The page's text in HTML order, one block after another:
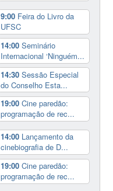
9:00 Feira do Livro da
UFSC
14:00Seminário
Internacional ‘Ninguém...
14:30Sessão Especial
do Conselho Esta...
19:00Cine paredão:
programação de rec...
14:00 Lançamento da
cinebiografia de D...
19:00Cine paredão:
programação de rec...